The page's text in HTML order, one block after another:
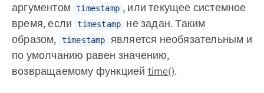
аргументом timestamp , или текущее системное
время, если
timestamp
не задан. Таким
образом,
timestamp
является необязательным и
по умолчанию равен значению,
возвращаемому функцией time().